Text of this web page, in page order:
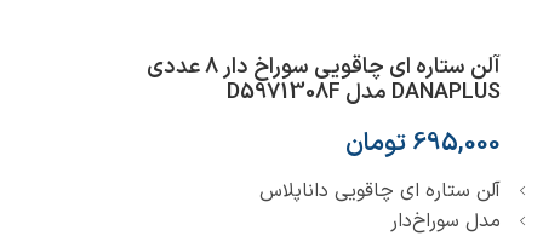
آلن ستاره اي چاقویی سوراخ دار 8 عددی
DANAPLUS مدل D5971308F
695,000تومان
آلن ستاره اي چاقویی داناپلاس
مدل سوراخ‌دار